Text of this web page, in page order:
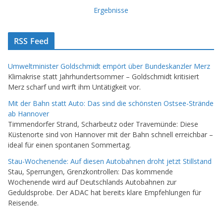
Ergebnisse
RSS Feed
Umweltminister Goldschmidt empört über Bundeskanzler Merz
Klimakrise statt Jahrhundertsommer – Goldschmidt kritisiert
Merz scharf und wirft ihm Untätigkeit vor.
Mit der Bahn statt Auto: Das sind die schönsten Ostsee-Strände
ab Hannover
Timmendorfer Strand, Scharbeutz oder Travemünde: Diese
Küstenorte sind von Hannover mit der Bahn schnell erreichbar –
ideal für einen spontanen Sommertag.
Stau-Wochenende: Auf diesen Autobahnen droht jetzt Stillstand
Stau, Sperrungen, Grenzkontrollen: Das kommende
Wochenende wird auf Deutschlands Autobahnen zur
Geduldsprobe. Der ADAC hat bereits klare Empfehlungen für
Reisende.